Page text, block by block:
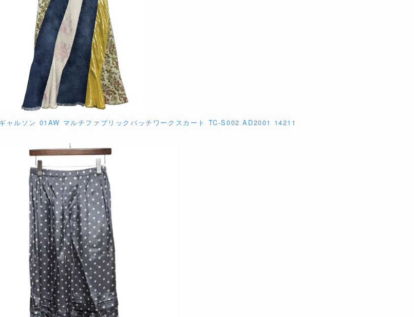
ルソン 01AW マルチファブリックパッチワークスカート TC-S002 AD2001 14211